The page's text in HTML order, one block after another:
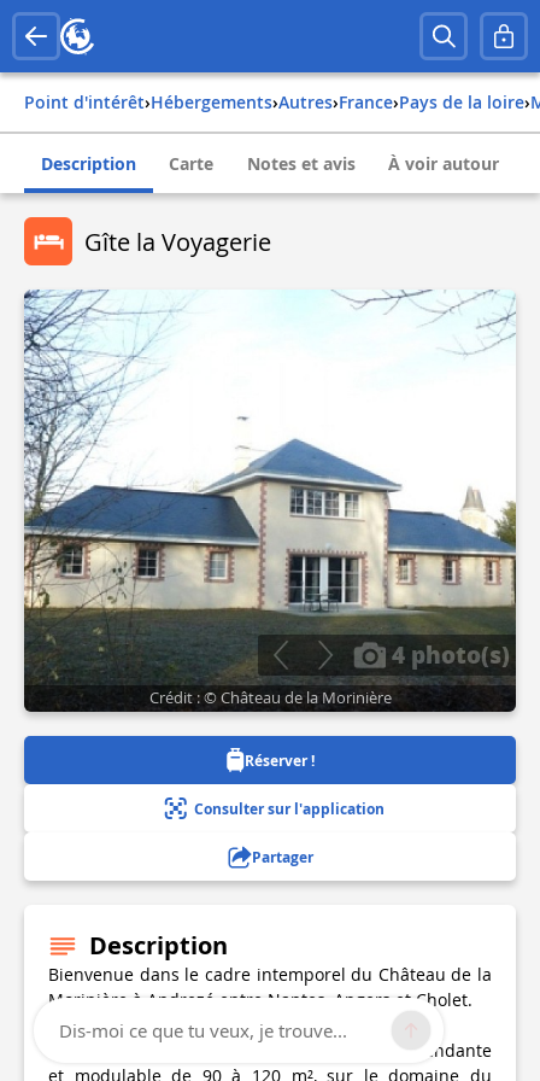
Point d'intérêt› Hébergements› Autres› france› pays de la loire›
Description Carte Notes et avis À voir autour
Gîte la Voyagerie
4 photo(s)
Crédit : © Château de la Morinière
Réserver !
Consulter sur l'application
Partager
Description
Bienvenue dans le cadre intemporel du Château de la
Morinière à Andrezé entre Nantes, Angers et Cholet.
Le gîte de la Voyagerie est une maison indépendante
et modulable de 90 à 120 m², sur le domaine du
Dis-moi ce que tu veux, je trouve...